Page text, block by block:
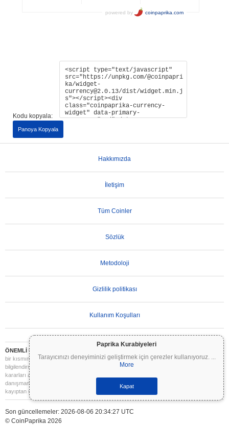
Paprika Kurabiyeleri
Tarayıcınızı deneyiminizi geliştirmek için çerezler kullanıyoruz. ...
More
Kapat
Kodu kopyala:
Panoya Kopyala
Hakkımızda
İletişim
Tüm Coinler
Sözlük
Metodoloji
Gizlilik politikası
Kullanım Koşulları
ÖNEMLİ UYARI:
bir kısmını veya tamamını kaybedebilirsiniz. Coinpaprika üzerindeki tüm bilgiler yalnızca
bilgilendirme amaçlıdır ve finansal veya yatırım tavsiyesi niteliği taşımaz. Yatırım
kararları almadan önce daima kendi araştırmanızı yapın (DYOR) ve nitelikli bir finansal
danışmana başvurun. Coinpaprika, bu bilgilerin kullanımından kaynaklanan herhangi bir
kayıptan sorumlu değildir.
Son güncellemeler: 2026-08-06 20:34:27 UTC
© CoinPaprika 2026